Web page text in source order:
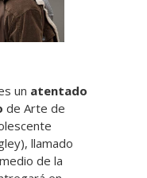
un atentado
de Arte de
llamado
de la